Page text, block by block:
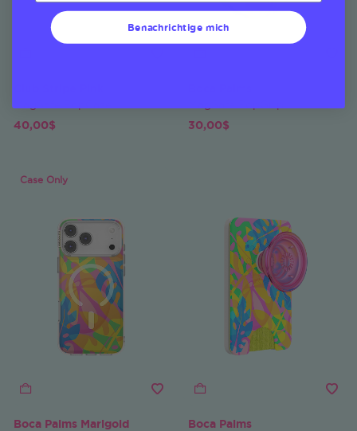
40,00$
30,00$
Case Only
Boca Palms Marigold
Boca Palms
Benachrichtige mich